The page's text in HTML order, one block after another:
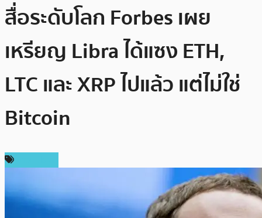
สื่อระดับโลก Forbes เผย
เหรียญ Libra ได้แซง ETH,
LTC และ XRP ไปแล้ว แต่ไม่ใช่
Bitcoin